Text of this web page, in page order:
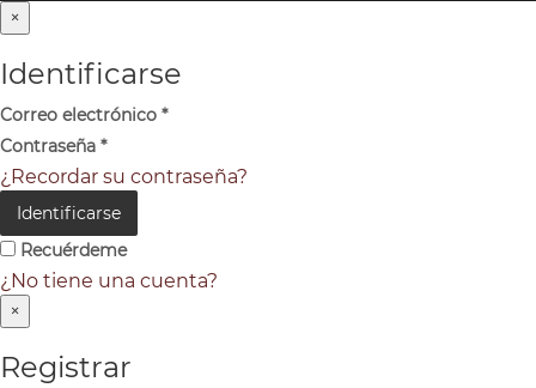
×
Identificarse
Correo electrónico *
Contraseña *
¿Recordar su contraseña?
Identificarse
Recuérdeme
¿No tiene una cuenta?
×
Registrar